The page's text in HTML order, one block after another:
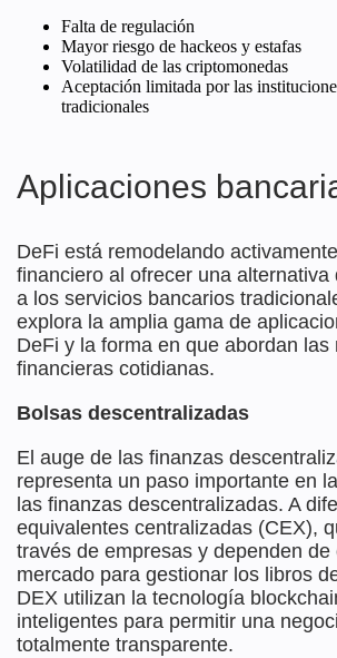
Falta de regulación
Mayor riesgo de hackeos y estafas
Volatilidad de las criptomonedas
Aceptación limitada por las
tradicionales
Aplicaciones
DeFi está remodelando
financiero al ofrecer una alternativa
a los servicios bancarios
explora la amplia gama de
DeFi y la forma en que abordan las
financieras cotidianas.
Bolsas descentralizadas
El auge de las finanzas
representa un paso importante en
las finanzas descentralizadas. A
equivalentes centralizadas (CEX),
través de empresas y dependen de
mercado para gestionar los libros
DEX utilizan la tecnología
inteligentes para permitir una
totalmente transparente.